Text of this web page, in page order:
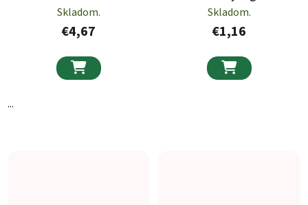
Skladom.
€4,67

...
Skladom.
€1,16
